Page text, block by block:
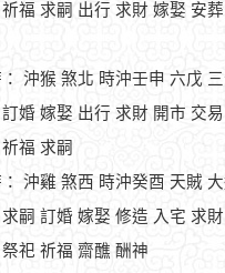
福 求嗣 出行 求財 嫁娶 安
沖猴 煞北 時沖壬申 六戊
婚 嫁娶 出行 求財 開市 交
福 求嗣
沖雞 煞西 時沖癸酉 天賊
嗣 訂婚 嫁娶 修造 入宅 求
祀 祈福 齋醮 酬神